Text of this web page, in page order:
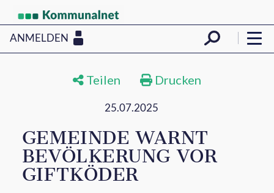
ANMELDEN
Teilen Drucken
25.07.2025
GEMEINDE WARNT
BEVÖLKERUNG VOR
GIFTKÖDER